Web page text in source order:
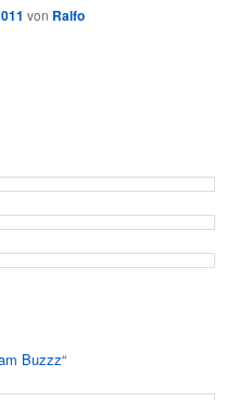
von Ralfo
Buzzz“